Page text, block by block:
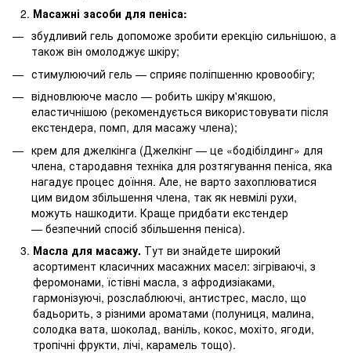
Масажні засоби для пеніса:
збудливий гель допоможе зробити ерекцію сильнішою, а
також він омолоджує шкіру;
стимулюючий гель — сприяє поліпшенню кровообігу;
відновлююче масло — робить шкіру м'якшою,
еластичнішою (рекомендується використовувати після
екстендера, помп, для масажу члена);
крем для джелкінга (Джелкінг — це «бодібілдинг» для
члена, стародавня техніка для розтягування пеніса, яка
нагадує процес доїння. Але, не варто захоплюватися
цим видом збільшення члена, так як невмілі рухи,
можуть нашкодити. Краще придбати екстендер
— безпечний спосіб збільшення пеніса).
Масла для масажу. Тут ви знайдете широкий
асортимент класичних масажних масел: зігріваючі, з
феромонами, їстівні масла, з афродизіаками,
гармонізуючі, розслаблюючі, антистрес, масло, що
бадьорить, з різними ароматами (полуниця, малина,
солодка вата, шоколад, ваніль, кокос, мохіто, ягоди,
тропічні фрукти, лічі, карамель тощо).